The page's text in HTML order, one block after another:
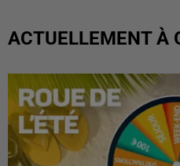
ACTUELLEMENT À